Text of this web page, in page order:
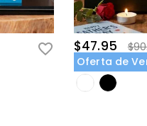
$47.95
Oferta de